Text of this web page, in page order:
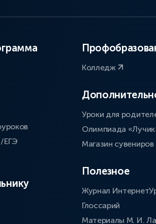
ЕГЭ
Колледж
Уроки для
Олимпиада
Магазин сувениров
Полезное
Журнал
Глоссарий
Материалы М. И.